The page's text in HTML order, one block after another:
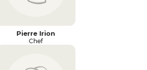
Pierre Irion
Chef